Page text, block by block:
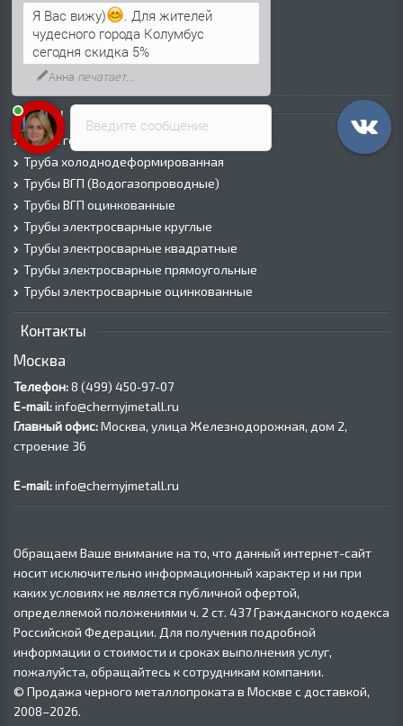
Лист х/к
Просечно-вытяжной лист (ПВЛ)
Лист рифленый
Лист оцинкованный
Трубы
Трубы горячедеформированные
Труба холоднодеформированная
Трубы ВГП (Водогазопроводные)
Трубы ВГП оцинкованные
Трубы электросварные круглые
Трубы электросварные квадратные
Трубы электросварные прямоугольные
Трубы электросварные оцинкованные
Контакты
Москва
Телефон:8 (499) 450‑97-07
E-mail:info@chernyjmetall.ru
Главный офис:Москва, улица Железнодорожная, дом 2,
строение 36
E-mail:info@chernyjmetall.ru
Обращаем Ваше внимание на то, что данный интернет-сайт
носит исключительно информационный характер и ни при
каких условиях не является публичной офертой,
определяемой положениями ч. 2 ст. 437 Гражданского кодекса
Российской Федерации. Для получения подробной
информации о стоимости и сроках выполнения услуг,
пожалуйста, обращайтесь к сотрудникам компании.
© Продажа черного металлопроката в Москве с доставкой,
2008–2026.
Введите сообщение
Я Вас вижу)
. Для жителей
чудесного города Колумбус
сегодня скидка 5%
Анна печатает...